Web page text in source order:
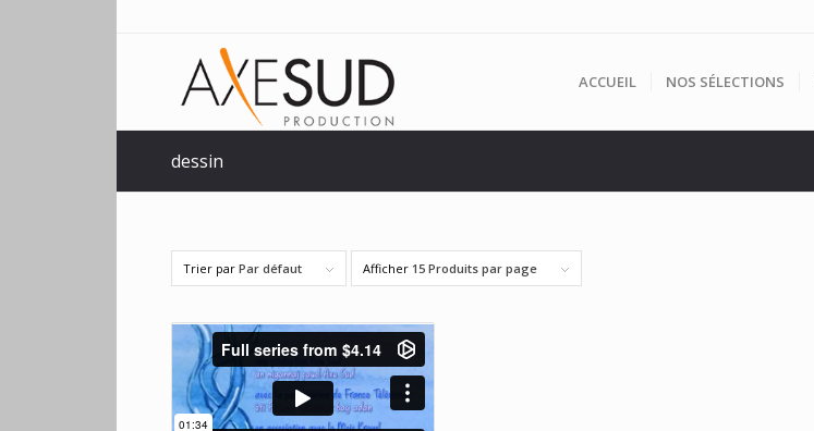
ACCUEIL NOS SÉLECTIONS
dessin
Trier par Par défaut Afficher 15 Produits par page